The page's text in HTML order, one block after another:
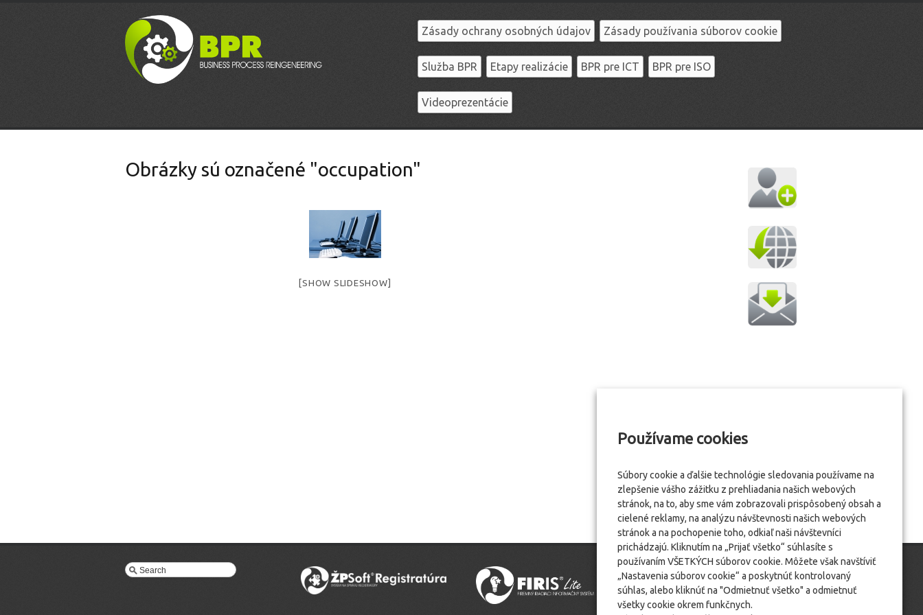
Zásady ochrany osobných údajov Zásady používania súborov cookie
Služba BPR Etapy realizácie BPR pre ICT BPR pre ISO
Videoprezentácie
Obrázky sú označené "occupation"
[SHOW SLIDESHOW]
Používame cookies
Súbory cookie a ďalšie technológie sledovania používame na
zlepšenie vášho zážitku z prehliadania našich webových
stránok, na to, aby sme vám zobrazovali prispôsobený obsah a
cielené reklamy, na analýzu návštevnosti našich webových
stránok a na pochopenie toho, odkiaľ naši návštevníci
prichádzajú. Kliknutím na „Prijať všetko“ súhlasíte s
používaním VŠETKÝCH súborov cookie. Môžete však navštíviť
„Nastavenia súborov cookie“ a poskytnúť kontrolovaný
súhlas, alebo kliknúť na "Odmietnuť všetko" a odmietnuť
všetky cookie okrem funkčnych.